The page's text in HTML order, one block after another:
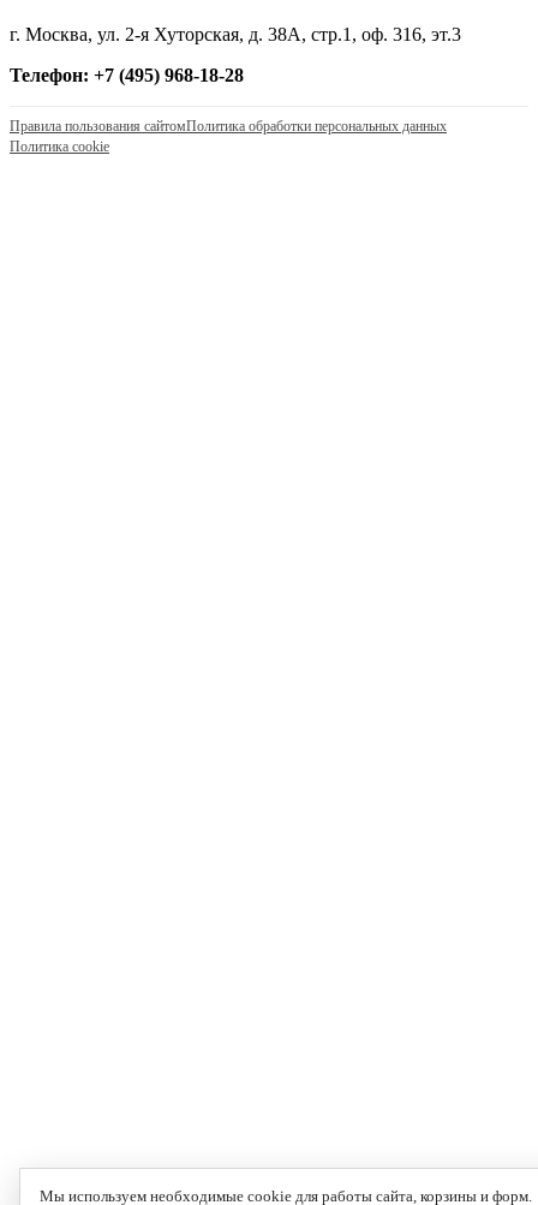
г. Москва, ул. 2-я Хуторская, д. 38А, стр.1, оф. 316, эт.3
Телефон: +7 (495) 968-18-28
Правила пользования сайтомПолитика обработки персональных данных
Политика cookie
Мы используем необходимые cookie для работы сайта, корзины и форм.